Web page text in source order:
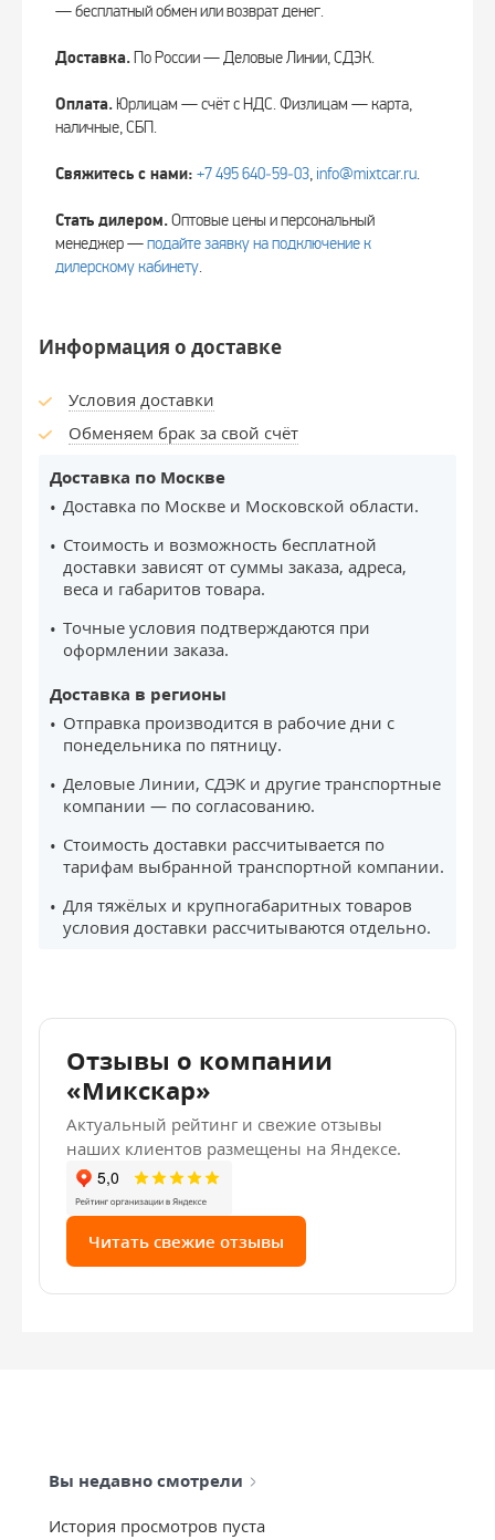
— бесплатный обмен или возврат денег.
Доставка.По России — Деловые Линии, СДЭК.
Оплата. Юрлицам — счёт с НДС. Физлицам — карта,
наличные, СБП.
Свяжитесь с нами: +7 495 640‑59‑03, info@mixtcar.ru.
Стать дилером.Оптовые цены и персональный
менеджер —подайте заявку на подключение к
дилерскому кабинету.
Информация о доставке
Условия доставки
Обменяем брак за свой счёт
Доставка по Москве
Доставка по Москве и Московской области.
Стоимость и возможность бесплатной
доставки зависят от суммы заказа, адреса,
веса и габаритов товара.
Точные условия подтверждаются при
оформлении заказа.
Доставка в регионы
Отправка производится в рабочие дни с
понедельника по пятницу.
Деловые Линии, СДЭК и другие транспортные
компании — по согласованию.
Стоимость доставки рассчитывается по
тарифам выбранной транспортной компании.
Для тяжёлых и крупногабаритных товаров
условия доставки рассчитываются отдельно.
Отзывы о компании
«Микскар»
Актуальный рейтинг и свежие отзывы
наших клиентов размещены на Яндексе.
Читать свежие отзывы
Вы недавно смотрели
История просмотров пуста